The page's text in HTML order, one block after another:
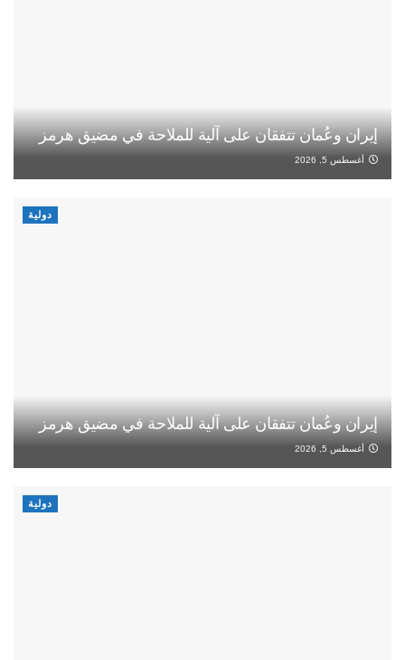
إيران وعُمان تتفقان على آلية للملاحة في مضيق هرمز
أغسطس 5, 2026
دولية
إيران وعُمان تتفقان على آلية للملاحة في مضيق هرمز
أغسطس 5, 2026
دولية